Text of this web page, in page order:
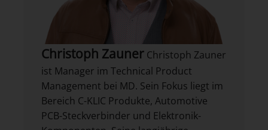
Christoph Zauner Christoph Zauner
ist Manager im Technical Product
Management bei MD. Sein Fokus liegt im
Bereich C-KLIC Produkte, Automotive
PCB-Steckverbinder und Elektronik-